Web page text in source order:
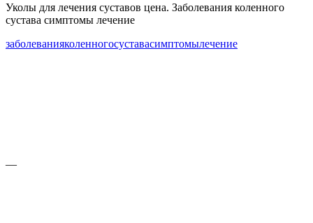
Уколы для лечения суставов цена. Заболевания коленного
сустава симптомы лечение
заболеванияколенногосуставасимптомылечение
—